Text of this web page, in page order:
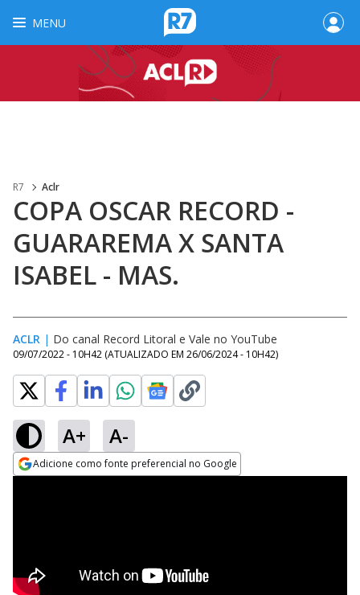
MENU
R7 Aclr
COPA OSCAR RECORD -
GUARAREMA X SANTA
ISABEL - MAS.
ACLR | Do canal Record Litoral e Vale no YouTube
09/07/2022 - 10H42 (ATUALIZADO EM 26/06/2024 - 10H42)
A+ A-
Adicione como fonte preferencial no Google